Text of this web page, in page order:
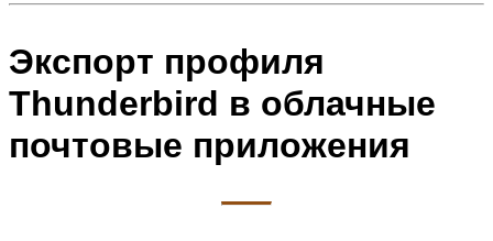
Экспорт профиля
Thunderbird в облачные
почтовые приложения